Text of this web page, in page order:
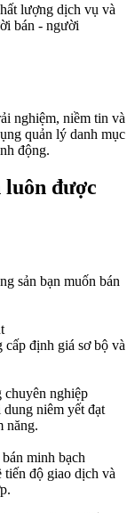
lượng dịch vụ và
bán - người
nghiệm, niềm tin và
quản lý danh mục
động.
được
sản bạn muốn bán
định giá sơ bộ và
nghiệp
niêm yết đạt
năng.
minh bạch
tiến độ giao dịch và